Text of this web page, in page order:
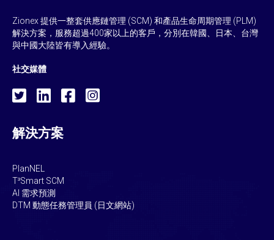
Zionex 提供一整套供應鏈管理 (SCM) 和產品生命周期管理 (PLM)
解決方案，服務超過400家以上的客戶，分別在韓國、日本、台灣
與中國大陸皆有導入經驗。
社交媒體
解決方案
PlanNEL
T³Smart SCM
AI 需求預測
DTM 動態任務管理員 (日文網站)